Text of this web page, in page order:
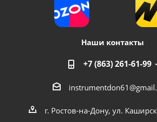
Наши контакты
+7 (863) 261-61-99
г. Ростов-на-Дону, ул.